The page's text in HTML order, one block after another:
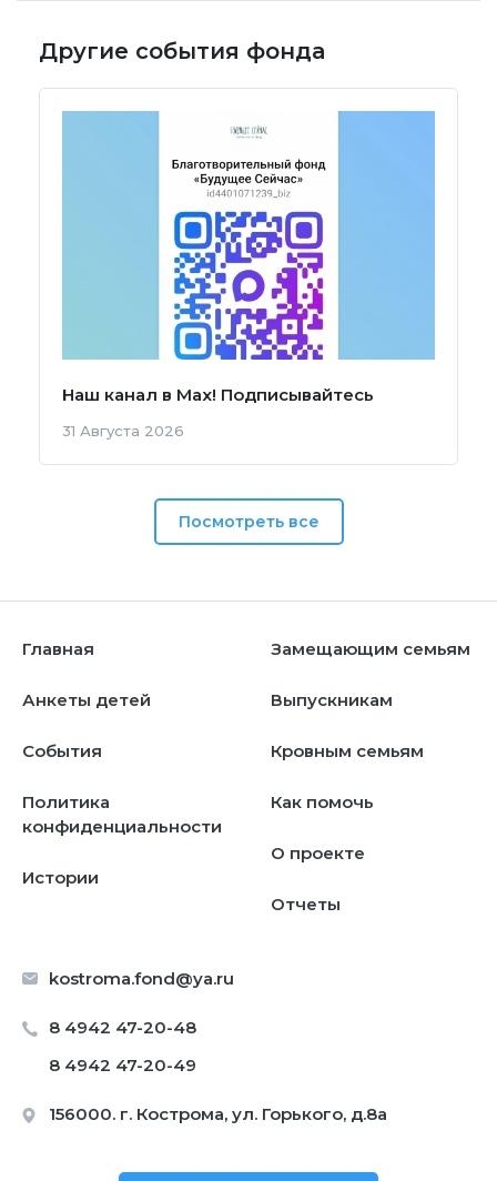
Другие события фонда
Наш канал в Мах! Подписывайтесь
31 Августа 2026
Посмотреть все
kostroma.fond@ya.ru
8 4942 47-20-48
8 4942 47-20-49
156000. г. Кострома, ул. Горького, д.8а
Главная
Анкеты детей
События
Политика
конфиденциальности
Истории
Замещающим семьям
Выпускникам
Кровным семьям
Как помочь
О проекте
Отчеты